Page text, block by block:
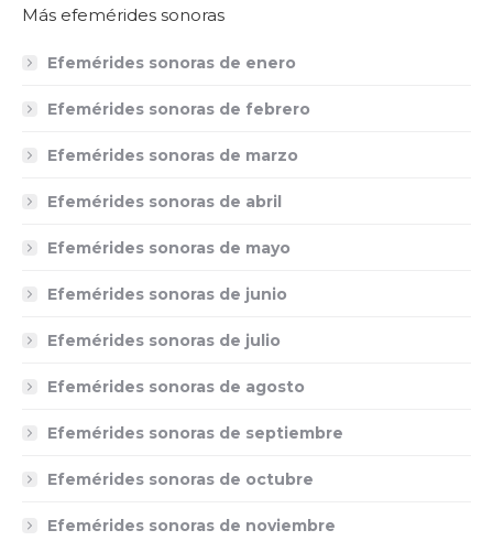
Más efemérides sonoras
Efemérides sonoras de enero
Efemérides sonoras de febrero
Efemérides sonoras de marzo
Efemérides sonoras de abril
Efemérides sonoras de mayo
Efemérides sonoras de junio
Efemérides sonoras de julio
Efemérides sonoras de agosto
Efemérides sonoras de septiembre
Efemérides sonoras de octubre
Efemérides sonoras de noviembre